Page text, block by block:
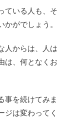
ている人も、そ
がでしょう。
人からは、人は
は、何となくお
事を続けてみま
ジは変わってく